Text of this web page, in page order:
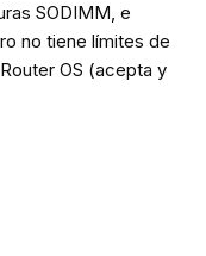
SODIMM, e
no tiene límites de
OS (acepta y